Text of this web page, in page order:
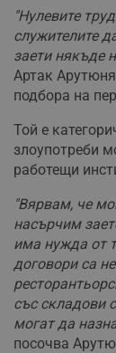
"Нулевите
служителите
заети някъде
Артак
подбора на
Той е
злоупотреби
работещи
"Вярвам, че
насърчим
има нужда от
договори са
със складови
могат да
посочва